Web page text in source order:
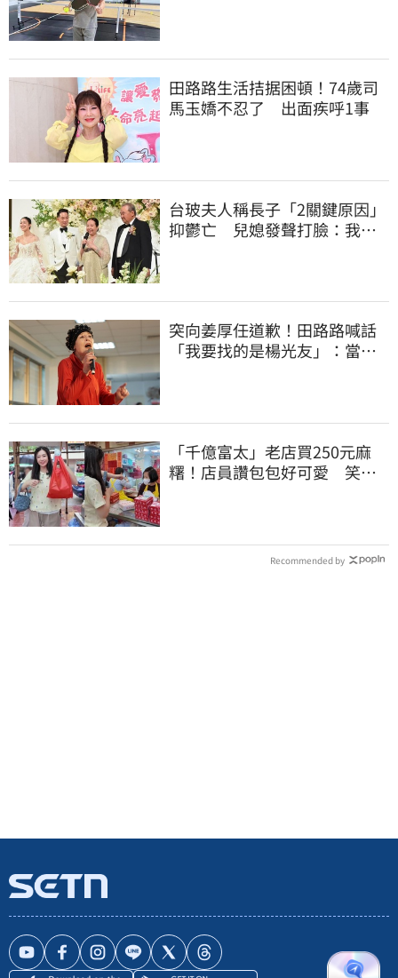
田路路生活拮据困頓！74歲司
馬玉嬌不忍了 出面疾呼1事
台玻夫人稱長子「2關鍵原因」
抑鬱亡 兒媳發聲打臉：我從
突向姜厚任道歉！田路路喊話
「我要找的是楊光友」：當時
「千億富太」老店買250元麻
糬！店員讚包包好可愛 笑
Recommended by